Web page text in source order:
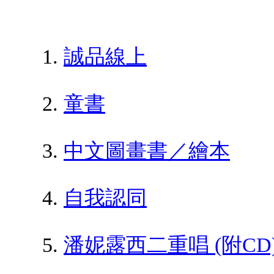
誠品線上
童書
中文圖畫書／繪本
自我認同
潘妮露西二重唱 (附